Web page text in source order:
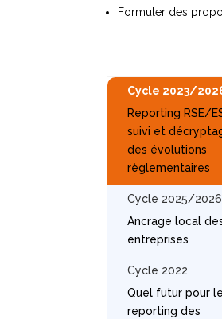
Formuler des
Cycle 2023/
Reporting RSE/
suivi et
des évolutions
règlementaires
Cycle 2025/2026
Ancrage local
entreprises
Cycle 2022
Quel futur pour le
reporting des